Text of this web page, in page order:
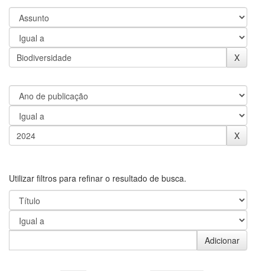
Utilizar filtros para refinar o resultado de busca.